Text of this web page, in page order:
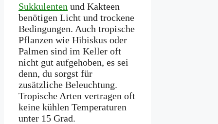
Sukkulenten und Kakteen
benötigen Licht und trockene
Bedingungen. Auch tropische
Pflanzen wie Hibiskus oder
Palmen sind im Keller oft
nicht gut aufgehoben, es sei
denn, du sorgst für
zusätzliche Beleuchtung.
Tropische Arten vertragen oft
keine kühlen Temperaturen
unter 15 Grad.